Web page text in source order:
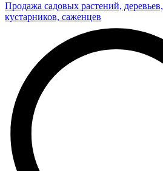
Продажа садовых растений, деревьев,
кустарников, саженцев